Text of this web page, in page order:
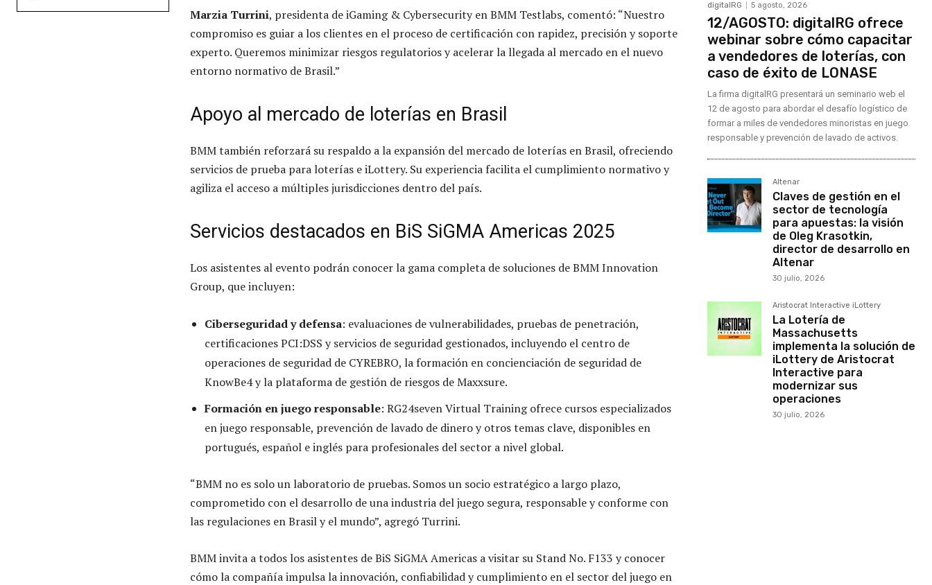
Marzia Turrini, presidenta de iGaming & Cybersecurity en BMM Testlabs, comentó: “Nuestro
compromiso es guiar a los clientes en el proceso de certificación con rapidez, precisión y soporte
experto. Queremos minimizar riesgos regulatorios y acelerar la llegada al mercado en el nuevo
entorno normativo de Brasil.”
Apoyo al mercado de loterías en Brasil
BMM también reforzará su respaldo a la expansión del mercado de loterías en Brasil, ofreciendo
servicios de prueba para loterías e iLottery. Su experiencia facilita el cumplimiento normativo y
agiliza el acceso a múltiples jurisdicciones dentro del país.
Servicios destacados en BiS SiGMA Americas 2025
Los asistentes al evento podrán conocer la gama completa de soluciones de BMM Innovation
Group, que incluyen:
Ciberseguridad y defensa: evaluaciones de vulnerabilidades, pruebas de penetración,
certificaciones PCI:DSS y servicios de seguridad gestionados, incluyendo el centro de
operaciones de seguridad de CYREBRO, la formación en concienciación de seguridad de
KnowBe4 y la plataforma de gestión de riesgos de Maxxsure.
Formación en juego responsable: RG24seven Virtual Training ofrece cursos especializados
en juego responsable, prevención de lavado de dinero y otros temas clave, disponibles en
portugués, español e inglés para profesionales del sector a nivel global.
“BMM no es solo un laboratorio de pruebas. Somos un socio estratégico a largo plazo,
comprometido con el desarrollo de una industria del juego segura, responsable y conforme con
las regulaciones en Brasil y el mundo”, agregó Turrini.
BMM invita a todos los asistentes de BiS SiGMA Americas a visitar su Stand No. F133 y conocer
cómo la compañía impulsa la innovación, confiabilidad y cumplimiento en el sector del juego en
digitalRG 5 agosto, 2026
12/AGOSTO: digitalRG ofrece
webinar sobre cómo capacitar
a vendedores de loterías, con
caso de éxito de LONASE
La firma digitalRG presentará un seminario web el
12 de agosto para abordar el desafío logístico de
formar a miles de vendedores minoristas en juego
responsable y prevención de lavado de activos.
Altenar
Claves de gestión en el
sector de tecnología
para apuestas: la visión
de Oleg Krasotkin,
director de desarrollo en
Altenar
30 julio, 2026
Aristocrat Interactive iLottery
La Lotería de
Massachusetts
implementa la solución de
iLottery de Aristocrat
Interactive para
modernizar sus
operaciones
30 julio, 2026